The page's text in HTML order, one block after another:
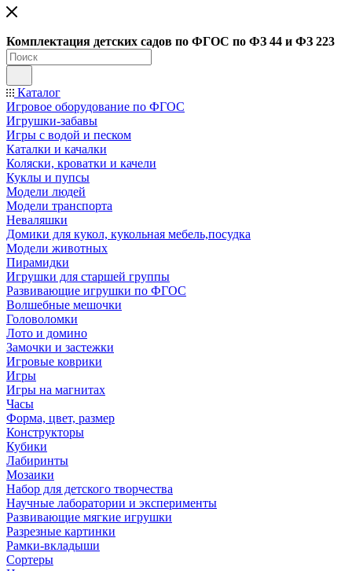
Комплектация детских садов по ФГОC по ФЗ 44 и ФЗ 223
Каталог
Игровое оборудование по ФГОС
Игрушки-забавы
Игры с водой и песком
Каталки и качалки
Коляски, кроватки и качели
Куклы и пупсы
Модели людей
Модели транспорта
Неваляшки
Домики для кукол, кукольная мебель,посудка
Модели животных
Пирамидки
Игрушки для старшей группы
Развивающие игрушки по ФГОС
Волшебные мешочки
Головоломки
Лото и домино
Замочки и застежки
Игровые коврики
Игры
Игры на магнитах
Часы
Форма, цвет, размер
Конструкторы
Кубики
Лабиринты
Мозаики
Набор для детского творчества
Научные лаборатории и эксперименты
Развивающие мягкие игрушки
Разрезные картинки
Рамки-вкладыши
Сортеры